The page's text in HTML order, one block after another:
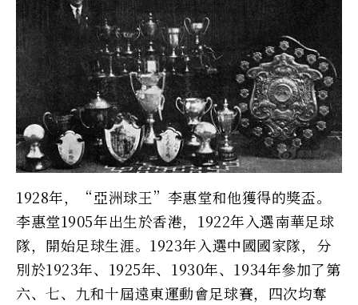
1928年，“亞洲球王”李惠堂和他獲得的獎盃。
李惠堂1905年出生於香港，1922年入選南華足球
隊，開始足球生涯。1923年入選中國國家隊，分
別於1923年、1925年、1930年、1934年參加了第
六、七、九和十屆遠東運動會足球賽，四次均奪